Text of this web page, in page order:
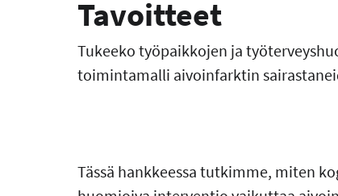
Tavoitteet
Tukeeko työpaikkojen ja
toimintamalli aivoinfarktin
Tässä hankkeessa tutkimme, miten